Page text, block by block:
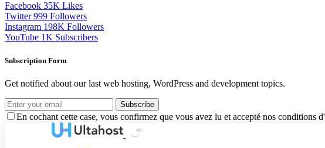
Facebook 35K Likes
Twitter 999 Followers
Instagram 198K Followers
YouTube 1K Subscribers
Subscription Form
Get notified about our last web hosting, WordPress and development topics.
Subscribe
En cochant cette case, vous confirmez que vous avez lu et accepté nos conditions